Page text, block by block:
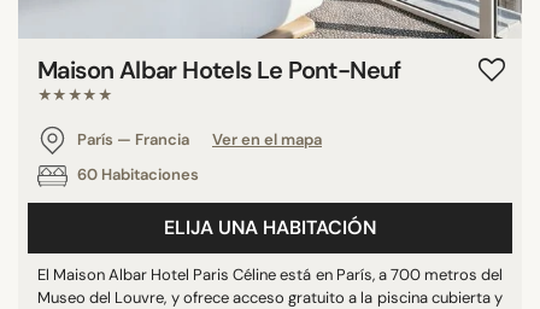
Maison Albar Hotels Le Pont-Neuf
★★★★★
París — Francia
Ver en el mapa
60 Habitaciones
ELIJA UNA HABITACIÓN
El Maison Albar Hotel Paris Céline está en París, a 700 metros del
Museo del Louvre, y ofrece acceso gratuito a la piscina cubierta y